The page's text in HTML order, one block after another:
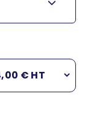
€ HT